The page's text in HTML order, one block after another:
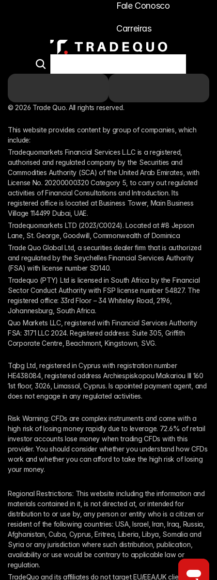
Fale Conosco
Carreiras
© 2026 Trade Quo. All rights reserved.
This website provides content by group of companies, which
include:
Tradequomarkets Financial Services L.L.C is a registered,
authorised and regulated company by the Securities and
Commodities Authority (SCA) of the United Arab Emirates, with
License No. 20200000320 Category 5, to carry out regulated
activities of Financial Consultations and Introduction. Its
registered office is located at Business Tower, Main Business
Village 114499 Dubai, UAE.
Tradequomarkets LTD (2023/C0024). Located at #8 Jepson
Lane, St. George, Goodwill, Commonwealth of Dominica
Trade Quo Global Ltd, a securities dealer firm that is authorized
and regulated by the Seychelles Financial Services Authority
(FSA) with license number SD140.
Tradequo (PTY) Ltd is licensed in South Africa by the Financial
Sector Conduct Authority with FSP license number 54827. The
registered office: 33rd Floor – 34 Whiteley Road, 2196,
Johannesburg, South Africa.
Quo Markets LLC, registered with Financial Services Authority
FSA: 3171 LLC 2024. Registered address: Suite 305, Griffith
Corporate Centre, Beachmont, Kingstown, SVG.
Tqbg Ltd, registered in Cyprus with registration number
HE438084, registered address Archiespiskopou Makariou III 160
1st floor, 3026, Limassol, Cyprus. Is apointed payment agent, and
does not engage in any regulated activities.
Risk Warning: CFDs are complex instruments and come with a
high risk of losing money rapidly due to leverage. 72.6% of retail
investor accounts lose money when trading CFDs with this
provider. You should consider whether you understand how CFDs
work and whether you can afford to take the high risk of losing
your money.
Regional Restrictions: This website including the information and
materials contained in it, is not directed at, or intended for
distribution to or use by, any person or entity who is a citizen or
resident of the following countries: USA, Israel, Iran, Iraq, Russia,
Afghanistan, Cuba, Cyprus, Eritrea, Liberia, Libya, Somalia and
Syria or any jurisdiction where such distribution, publication,
availability or use would be contrary to applicable law or
regulation.
TradeQuo and its affiliates do not target EU/EEA/UK clients.